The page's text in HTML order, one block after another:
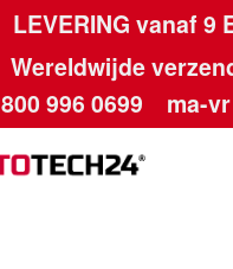
LEVERING vanaf 9
Wereldwijde
800 996 0699 ma-vr